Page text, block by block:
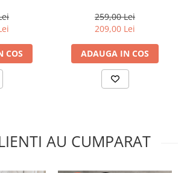
COS
Black, Grey
259,00 Lei
209,00 Lei
ADAUGA IN COS
AU CUMPARAT